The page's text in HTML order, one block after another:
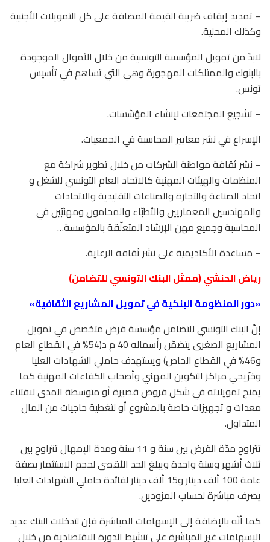
– تمديد إيقاف ضريبة القيمة المضافة على كل التمويلات الأجنبية
وكذلك المحلية.
لابدّ من تمويل المؤسسة التونسية من خلال الأموال الموجودة
بالبنوك والممتلكات المهجورة وهي التي تساهم في تأسيس
تونس.
– تشجيع المجتمعات لإنشاء المؤسّسات.
الإسراع في نشر معايير المحاسبة في الجمعيات.
– نشر ثقافة مواطنة الشركات من خلال تطوير شراكة مع
المنظمات والهيئات المهنية كالاتحاد العام التونسي للشغل و
اتحاد الصناعة والتجارة والصناعات التقليدية والاتحادات
والمهندسين المعماريين والأطبّاء والمحامون ومهنيّين في
المحاسبة وجميع مهن الإرشاد المتعلّقة بالمؤسسة…
– مساعدة الأكاديمية على نشر ثقافة الرعاية.
رياض الحنشي (ممثل البنك التونسي للتضامن)
«دور المنظومة البنكية في تمويل المشاريع الثقافية»
إنّ البنك التونسي للتضامن مؤسسة قرض متخصص في تمويل
المشاريع الصغرى يتضمّن رأسماله 40 م د(54% في القطاع العام
و46% في القطاع الخاص) ويستهدف حاملي الشهادات العليا
وخرّيجي مراكز التكوين المهني وأصحاب الكفاءات المهنية كما
يمنح تمويلاته في شكل قروض قصيرة أو متوسطة المدى لاقتناء
معدات و تجهيزات خاصة بالمشروع أو لتغطية حاجيات من المال
المتداول.
تتراوح مدّة القرض بين سنة و 11 سنة ومدة الإمهال تتراوح بين
ثلاث أشهر وسنة واحدة ويبلغ الحد الأقصى لحجم الاستثمار بصفة
عامة 100 ألف دينار و15 ألف دينار لفائدة حاملي الشهادات العليا
يصرف مباشرة لحساب المزودين.
كما أنّه بالإضافة إلى الإسهامات المباشرة فإن لتدخلات البنك عديد
الإسهامات غير المباشرة على تنشيط الدورة الاقتصادية من خلال